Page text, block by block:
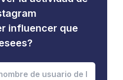
influencer que